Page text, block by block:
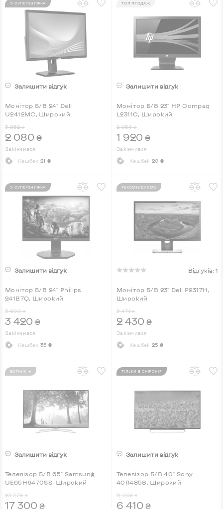
% СУПЕРЗНИЖКА
Залишити відгук
Монітор Б/В 24" Dell
U2412MC, Широкий
3 852 ₴
2 080 ₴
Закінчився
Кешбек 21 ₴
ТОП ПРОДАЖ
Залишити відгук
Монітор Б/В 23" HP Compaq
L2311C, Широкий
2 954 ₴
1 920 ₴
Закінчився
Кешбек 20 ₴
% СУПЕРЗНИЖКА
Залишити відгук
Монітор Б/В 24" Philips
241B7Q, Широкий
3 600 ₴
3 420 ₴
Закінчився
Кешбек 35 ₴
РЕКОМЕНДУЄМО
Відгуків: 1
Монітор Б/В 23" Dell P2317H,
Широкий
3 471 ₴
2 430 ₴
Закінчився
Кешбек 25 ₴
ВОГНИК 🔥
Залишити відгук
Телевiзор Б/В 65" Samsung
UE65H6470SS, Широкий
23 378 ₴
17 300 ₴
ТІЛЬКИ В CHIPCHIP
Залишити відгук
Телевізор Б/В 40" Sony
40R485B, Широкий
11 052 ₴
6 410 ₴